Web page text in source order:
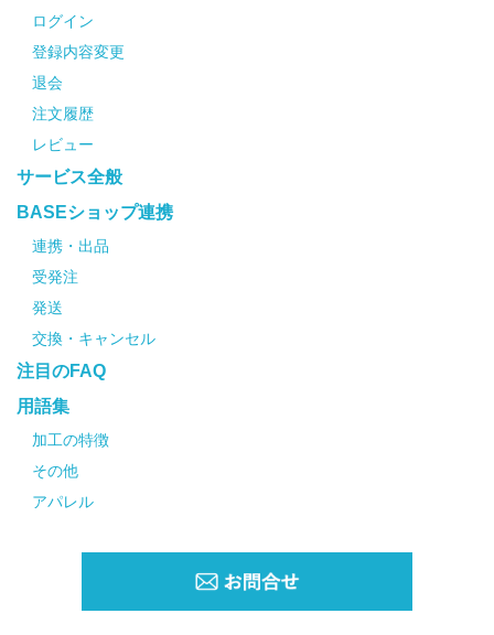
ログイン
登録内容変更
退会
注文履歴
レビュー
サービス全般
BASEショップ連携
連携・出品
受発注
発送
交換・キャンセル
注目のFAQ
用語集
加工の特徴
その他
アパレル